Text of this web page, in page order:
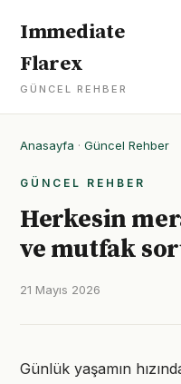
Immediate
Flarex
GÜNCEL REHBER
Anasayfa · Güncel Rehber
GÜNCEL REHBER
Herkesin
ve mutfak
21 Mayıs 2026
Günlük yaşamın